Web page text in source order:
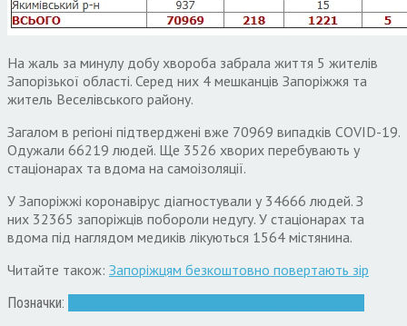
На жаль за минулу добу хвороба забрала життя 5 жителів
Запорізької області. Серед них 4 мешканців Запоріжжя та
житель Веселівського району.
Загалом в регіоні підтверджені вже 70969 випадків COVID-19.
Одужали 66219 людей. Ще 3526 хворих перебувають у
стаціонарах та вдома на самоізоляції.
У Запоріжжі коронавірус діагностували у 34666 людей. З
них 32365 запоріжців побороли недугу. У стаціонарах та
вдома під наглядом медиків лікуються 1564 містянина.
Читайте також: Запоріжцям безкоштовно повертають зір
Позначки: